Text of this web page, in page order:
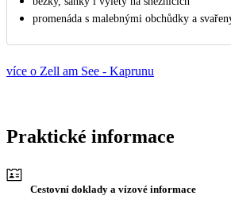
promenáda s malebnými obchůdky a
více o Zell am See - Kaprunu
Praktické informace
Cestovní doklady a vízové informace